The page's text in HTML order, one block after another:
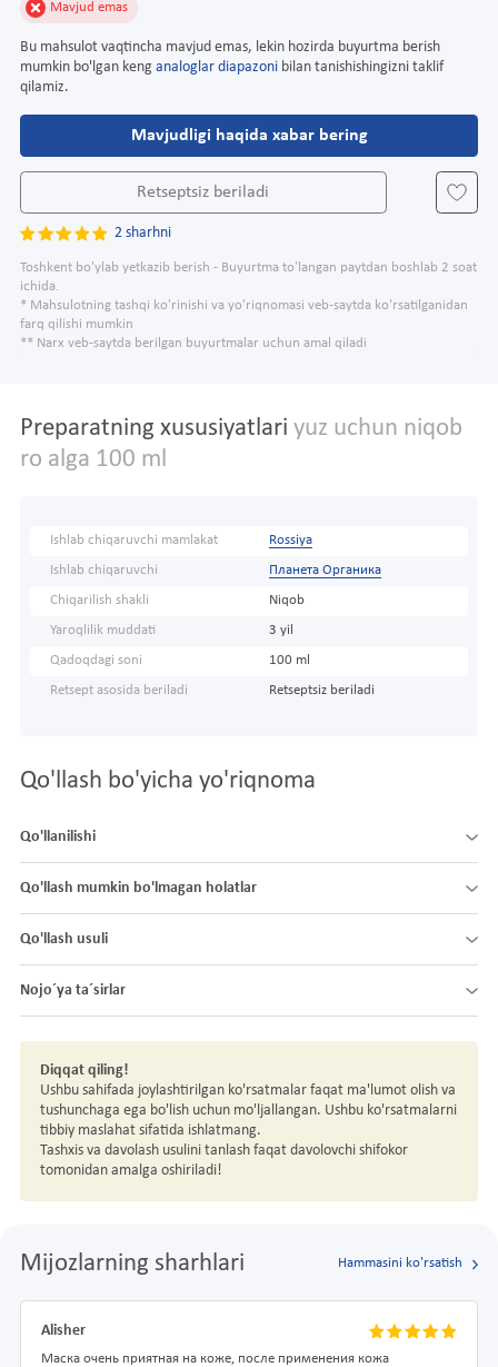
Mavjud emas
Bu mahsulot vaqtincha mavjud emas, lekin hozirda buyurtma berish
mumkin bo'lgan keng analoglar diapazoni bilan tanishishingizni taklif
qilamiz.
Mavjudligi haqida xabar bering
Retseptsiz beriladi
2 sharhni
Toshkent bo'ylab yetkazib berish - Buyurtma to'langan paytdan boshlab 2 soat
ichida.
* Mahsulotning tashqi ko'rinishi va yo'riqnomasi veb-saytda ko'rsatilganidan
farq qilishi mumkin
** Narx veb-saytda berilgan buyurtmalar uchun amal qiladi
Preparatning xususiyatlari yuz uchun niqob
ro alga 100 ml
Ishlab chiqaruvchi mamlakat Rossiya
Ishlab chiqaruvchi Планета Органика
Chiqarilish shakli Niqob
Yaroqlilik muddati 3 yil
Qadoqdagi soni 100 ml
Retsept asosida beriladi Retseptsiz beriladi
Qo'llash bo'yicha yo'riqnoma
Qo'llanilishi
Qo'llash mumkin bo'lmagan holatlar
Qo'llash usuli
Nojo´ya ta´sirlar
Diqqat qiling!
Ushbu sahifada joylashtirilgan ko'rsatmalar faqat ma'lumot olish va
tushunchaga ega bo'lish uchun mo'ljallangan. Ushbu ko'rsatmalarni
tibbiy maslahat sifatida ishlatmang.
Tashxis va davolash usulini tanlash faqat davolovchi shifokor
tomonidan amalga oshiriladi!
Mijozlarning sharhlari Hammasini ko'rsatish
Alisher
Маска очень приятная на коже, после применения кожа